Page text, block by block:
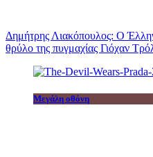
Δημήτρης Λιακόπουλος: Ο
θρύλο της πυγμαχίας Γιόχαν
Μεγάλη οθόνη